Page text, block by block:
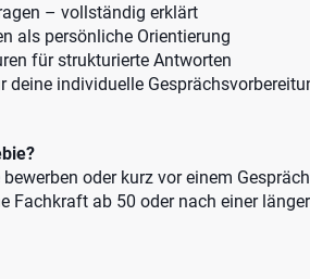
– vollständig erklärt
als persönliche Orientierung
für strukturierte Antworten
deine individuelle
oder kurz vor einem
Fachkraft ab 50 oder nach einer